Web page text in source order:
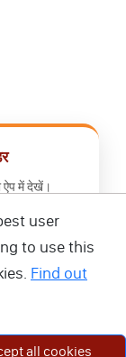
ऐप में देखें।
user
to use this
Find out
all cookies